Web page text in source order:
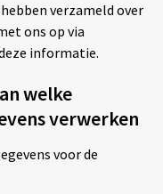
verzameld over
ons op via
informatie.
welke
verwerken
voor de